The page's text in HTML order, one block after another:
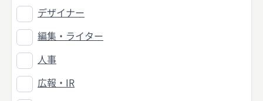
デザイナー
編集・ライター
人事
広報・IR